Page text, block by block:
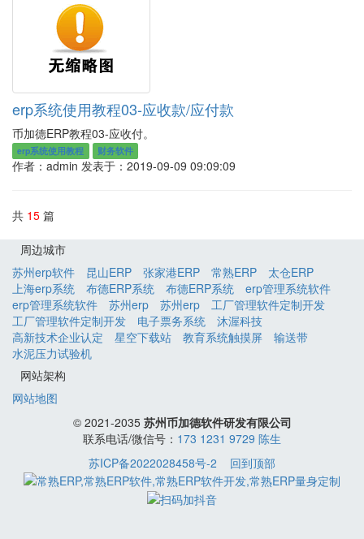
erp系统使用教程03-应收款/应付款
币加德ERP教程03-应收付。
erp系统使用教程 财务软件
作者：admin 发表于：2019-09-09 09:09:09
共 15 篇
周边城市
苏州erp软件
昆山ERP 张家港ERP 常熟ERP
太仓ERP
上海erp系统
布德ERP系统 布德ERP系统
erp管理系统软件
erp管理系统软件
苏州erp 苏州erp
工厂管理软件定制开发
工厂管理软件定制开发
电子票务系统
沐渥科技
高新技术企业认定
星空下载站 教育系统触摸屏
输送带
水泥压力试验机
网站架构
网站地图
© 2021-2035 苏州币加德软件研发有限公司
联系电话/微信号： 173 1231 9729 陈生
苏ICP备2022028458号-2
回到顶部